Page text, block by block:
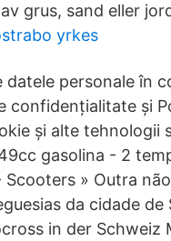
grus, sand eller
yrkes
datele personale în
confidențialitate și
și alte tehnologii
gasolina - 2
» Outra
da cidade de
in der Schweiz